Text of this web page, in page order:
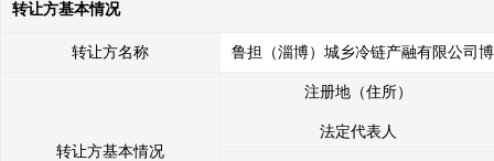
转让方基本情况
转让方名称 鲁担（淄博）城乡冷链产融有限公司
转让方基本情况
注册地（住所）
法定代表人